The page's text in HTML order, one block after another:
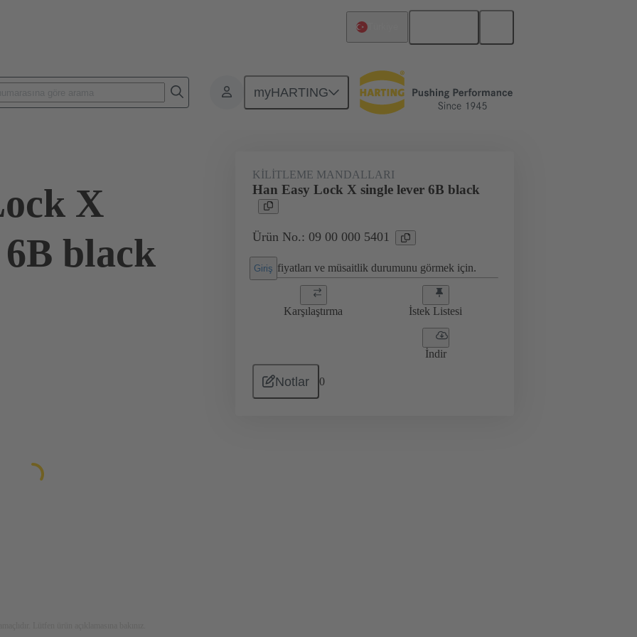
myHARTING
Aksesuarlar Kilitleme sistemleri 09 00 000 5401
X
black
KILITLEME MANDALLARI
Han Easy Lock X single lever 6B black
Ürün No.: 09 00 000 5401
Giriş fiyatları ve müsaitlik durumunu görmek için.
Karşılaştırma İstek Listesi
İndir
Notlar 0